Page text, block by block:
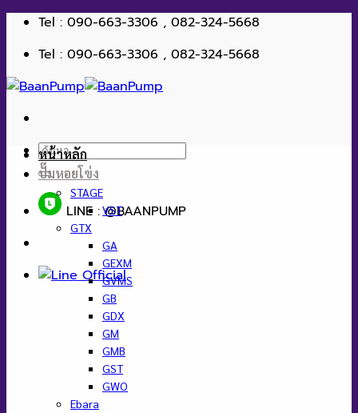
ข้าม
เนื้อหา
Tel : 090-663-3306 , 082-324-5668
Tel : 090-663-3306 , 082-324-5668
ค้นหา:
LINE : @BAANPUMP
หน้าหลัก
ปั๊มหอยโข่ง
STAGE
VST
GTX
GA
GEXM
GVMS
GB
GDX
GM
GMB
GST
GWO
Ebara